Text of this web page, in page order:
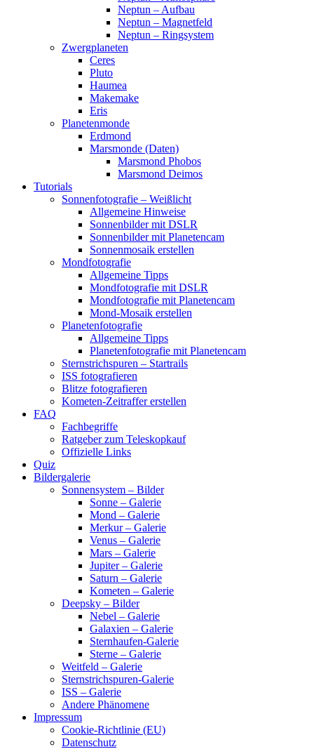
Neptun – Aufbau
Neptun – Magnetfeld
Neptun – Ringsystem
Zwergplaneten
Ceres
Pluto
Haumea
Makemake
Eris
Planetenmonde
Erdmond
Marsmonde (Daten)
Marsmond Phobos
Marsmond Deimos
Tutorials
Sonnenfotografie – Weißlicht
Allgemeine Hinweise
Sonnenbilder mit DSLR
Sonnenbilder mit Planetencam
Sonnenmosaik erstellen
Mondfotografie
Allgemeine Tipps
Mondfotografie mit DSLR
Mondfotografie mit Planetencam
Mond-Mosaik erstellen
Planetenfotografie
Allgemeine Tipps
Planetenfotografie mit Planetencam
Sternstrichspuren – Startrails
ISS fotografieren
Blitze fotografieren
Kometen-Zeitraffer erstellen
FAQ
Fachbegriffe
Ratgeber zum Teleskopkauf
Offizielle Links
Quiz
Bildergalerie
Sonnensystem – Bilder
Sonne – Galerie
Mond – Galerie
Merkur – Galerie
Venus – Galerie
Mars – Galerie
Jupiter – Galerie
Saturn – Galerie
Kometen – Galerie
Deepsky – Bilder
Nebel – Galerie
Galaxien – Galerie
Sternhaufen-Galerie
Sterne – Galerie
Weitfeld – Galerie
Sternstrichspuren-Galerie
ISS – Galerie
Andere Phänomene
Impressum
Cookie-Richtlinie (EU)
Datenschutz